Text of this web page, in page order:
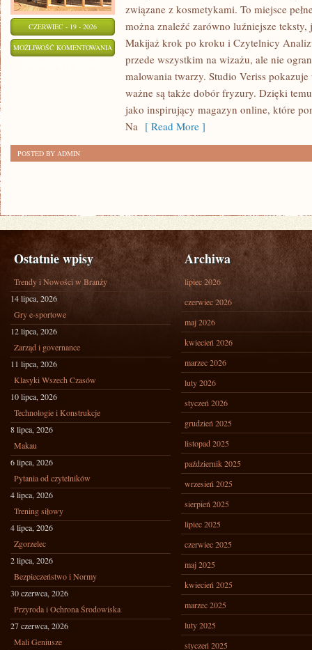
CZERWIEC - 19 - 2026
MOŻLIWOŚĆ KOMENTOWANIA
KREATYWNY
MAKIJAŻ
związane z kosmetykami. To miejsce
można znaleźć zarówno luźniejsze
Makijaż krok po kroku i Czytelnicy
przede wszystkim na wizażu, ale nie
malowania twarzy. Studio Veriss
ważne są także dobór fryzury. Dzięki
jako inspirujący magazyn online, które
Na [ Read More ]
POSTED BY ADMIN
Ostatnie wpisy
Trendy i Nowości w Branży
14 lipca, 2026
Gry e-sportowe
12 lipca, 2026
Zarząd i governance
11 lipca, 2026
Klasyki Wszech Czasów
10 lipca, 2026
Technologie i Konstrukcje
8 lipca, 2026
Makau
6 lipca, 2026
Pytania od czytelników
4 lipca, 2026
Trening siłowy
4 lipca, 2026
Zgorzelec
2 lipca, 2026
Bezpieczeństwo i Normy
30 czerwca, 2026
Przyroda i Ochrona Środowiska
27 czerwca, 2026
Mali Geniusze
Archiwa
lipiec 2026
czerwiec 2026
maj 2026
kwiecień 2026
marzec 2026
luty 2026
styczeń 2026
grudzień 2025
listopad 2025
październik 2025
wrzesień 2025
sierpień 2025
lipiec 2025
czerwiec 2025
maj 2025
kwiecień 2025
marzec 2025
luty 2025
styczeń 2025